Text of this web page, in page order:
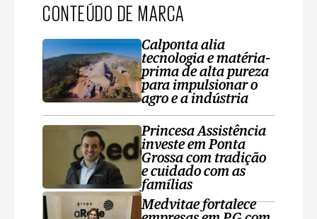
CONTEÚDO DE MARCA
Calponta alia
tecnologia e matéria-
prima de alta pureza
para impulsionar o
agro e a indústria
Princesa Assistência
investe em Ponta
Grossa com tradição
e cuidado com as
famílias
Medvitae fortalece